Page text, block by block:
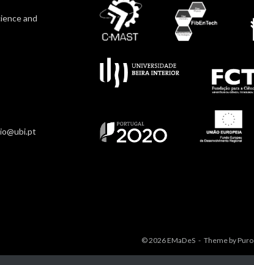
and
© 2026EMaDeS Theme byPuro